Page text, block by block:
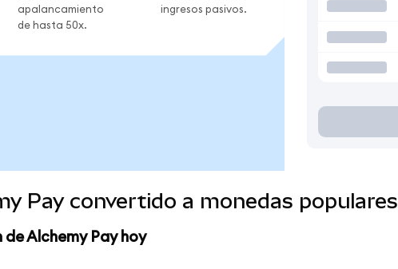
apalancamiento
de hasta 50x.
ingresos pasivos.
Pay convertido a monedas populares
Alchemy Pay hoy